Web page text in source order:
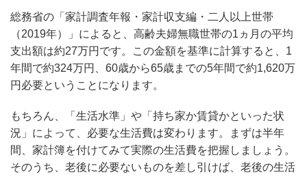
総務省の「家計調査年報・家計収支編・二人以上世帯
（2019年）」によると、高齢夫婦無職世帯の1ヵ月の平均
支出額は約27万円です。この金額を基準に計算すると、1
年間で約324万円、60歳から65歳までの5年間で約1,620万
円必要ということになります。
もちろん、「生活水準」や「持ち家か賃貸かといった状
況」によって、必要な生活費は変わります。まずは半年
間、家計簿を付けてみて実際の生活費を把握しましょう。
そのうち、老後に必要ないものを差し引けば、老後の生活